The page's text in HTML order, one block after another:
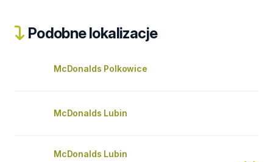
Podobne lokalizacje
McDonalds Polkowice
McDonalds Lubin
McDonalds Lubin